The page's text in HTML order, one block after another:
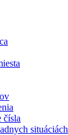
čísla
situáciách